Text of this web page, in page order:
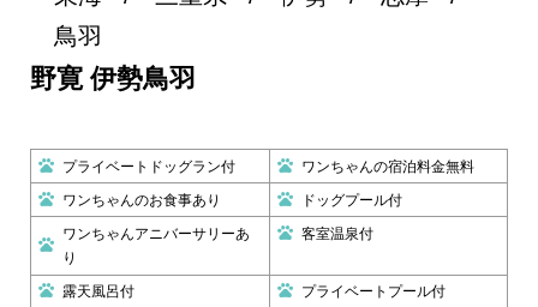
鳥羽
野寛 伊勢鳥羽
プライベートドッグラン付 ワンちゃんの宿泊料金無料
ワンちゃんのお食事あり ドッグプール付
ワンちゃんアニバーサリーあ
り
客室温泉付
露天風呂付 プライベートプール付